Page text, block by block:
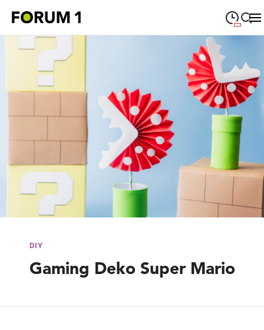
Suche schließen
Montag
MONTAG 09:00
Dienstag
09:00 —19:00
Mittwoch
09:00—19:00
DONNERSTAG 19:00
Freitag
FREITAG 09:00—19:00
Samstag
SAMSTAG 09:00—18:00
Wegbeschreibung
DIY
Gaming Deko Super Mario